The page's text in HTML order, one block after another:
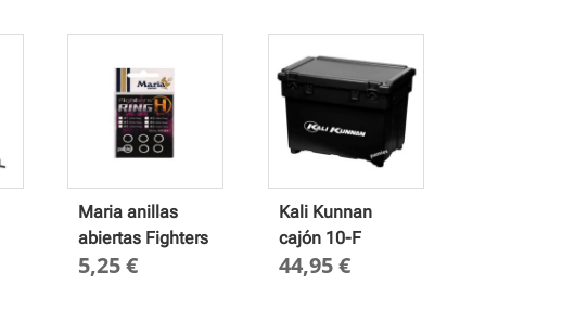
Maria anillas
abiertas Fighters
5,25€
Kali Kunnan
cajón 10-F
44,95€